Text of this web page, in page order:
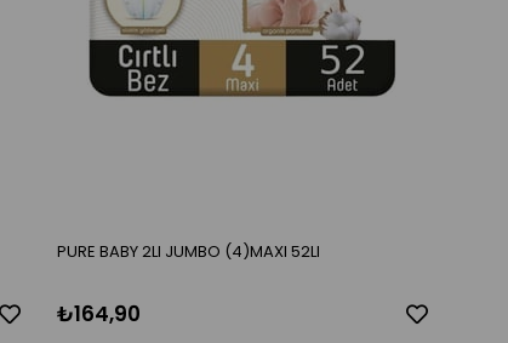
PURE BABY 2LI JUMBO (4)MAXI 52LI
₺164,90